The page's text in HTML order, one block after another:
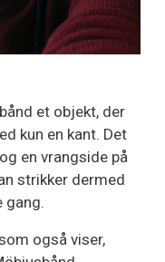
et objekt, der
kun en kant. Det
en vrangside på
strikker dermed
gang.
også viser,